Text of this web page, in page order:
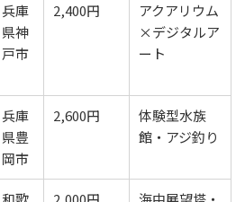
兵庫
県神
戸市
2,400円
アクアリウム
×デジタルア
ート
兵庫
県豊
岡市
2,600円
体験型水族
館・アジ釣り